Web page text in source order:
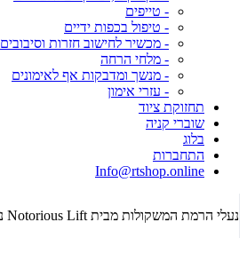
- טייפים
- טיפול בכפות ידיים
- מכשיר לחישוב חזרות וסיבובים
- מלחי הרחה
- מנשך ומדבקות אף לאימונים
- עזרי אימון
תחזוקת ציוד
שוברי קניה
בלוג
התחברות
Info@rtshop.online
נעלי הרמת המשקולות מבית Notorious Lift נחתו בארץ